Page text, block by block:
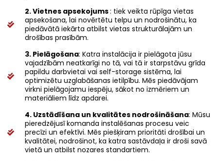
2. Vietnes apsekojums: tiek veikta rūpīga vietas
apsekošana, lai novērtētu telpu un nodrošinātu, ka
piedāvātā iekārta atbilst vietas strukturālajām un
drošības prasībām.
3. Pielāgošana: Katra instalācija ir pielāgota jūsu
vajadzībām neatkarīgi no tā, vai tā ir starpstāvu grīda
papildu darbvietai vai self-storage sistēma, lai
optimizētu uzglabāšanas ietilpību. Mēs piedāvājam
virkni pielāgojamu iespēju, sākot no izmēriem un
materiāliem līdz apdarei.
4. Uzstādīšana un kvalitātes nodrošināšana: Mūsu
pieredzējusī komanda instalēšanas procesu veic
precīzi un efektīvi. Mēs piešķiram prioritāti drošībai un
kvalitātei, nodrošinot, ka katra sastāvdaļa ir droši savā
vietā un atbilst nozares standartiem.